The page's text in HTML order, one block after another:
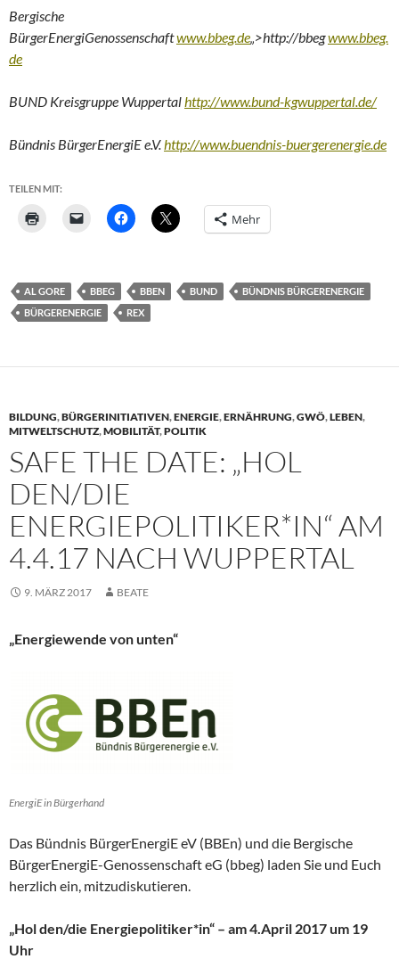
Bergische
BürgerEnergiGenossenschaftwww.bbeg.de„>http://bbegwww.bbeg.
de
BUND Kreisgruppe Wuppertalhttp://www.bund-kgwuppertal.de/
Bündnis BürgerEnergiE e.V.http://www.buendnis-buergerenergie.de
TEILEN MIT:
Mehr
AL GORE BBEG BBEN BUND
BÜNDNIS BÜRGERENERGIE
BÜRGERENERGIE
REX
BILDUNG,BÜRGERINITIATIVEN,ENERGIE,ERNÄHRUNG,GWÖ,LEBEN,
MITWELTSCHUTZ,MOBILITÄT,POLITIK
SAFE THE DATE: „HOL
DEN/DIE
ENERGIEPOLITIKER*IN“ AM
4.4.17 NACH WUPPERTAL
9. MÄRZ 2017 BEATE
„Energiewende von unten“
EnergiE in Bürgerhand
Das Bündnis BürgerEnergiE eV (BBEn) und die Bergische
BürgerEnergiE-Genossenschaft eG (bbeg) laden Sie und Euch
herzlich ein, mitzudiskutieren.
„Hol den/die Energiepolitiker*in“ – am 4.April 2017 um 19
Uhr